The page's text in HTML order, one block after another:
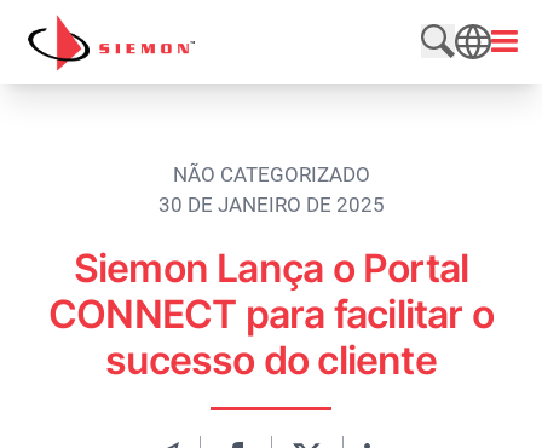
Pular para o conteúdo
Pesquisar
Abrir
SEARCH
NÃO CATEGORIZADO
30 DE JANEIRO DE 2025
Siemon Lança o Portal
CONNECT para facilitar o
sucesso do cliente